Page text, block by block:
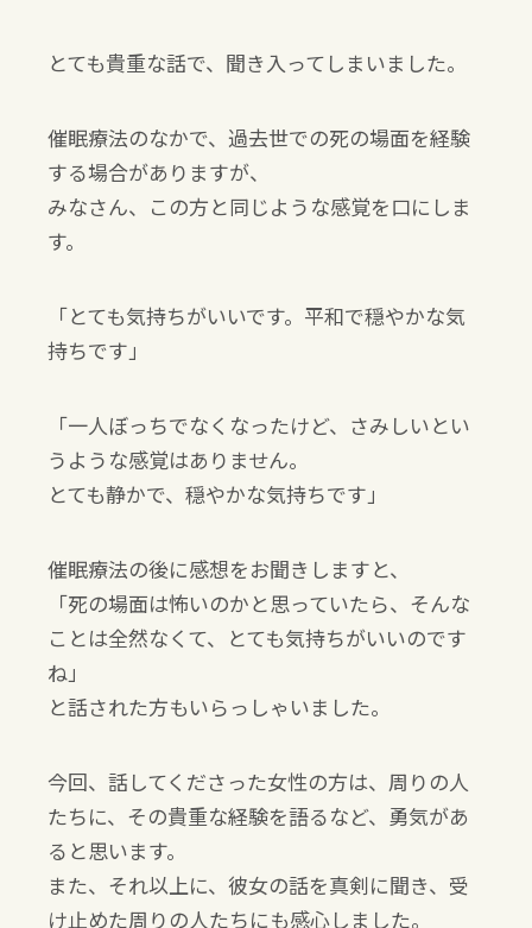
とても貴重な話で、聞き入ってしまいました。
催眠療法のなかで、過去世での死の場面を経験
する場合がありますが、
みなさん、この方と同じような感覚を口にしま
す。
「とても気持ちがいいです。平和で穏やかな気
持ちです」
「一人ぼっちでなくなったけど、さみしいとい
うような感覚はありません。
とても静かで、穏やかな気持ちです」
催眠療法の後に感想をお聞きしますと、
「死の場面は怖いのかと思っていたら、そんな
ことは全然なくて、とても気持ちがいいのです
ね」
と話された方もいらっしゃいました。
今回、話してくださった女性の方は、周りの人
たちに、その貴重な経験を語るなど、勇気があ
ると思います。
また、それ以上に、彼女の話を真剣に聞き、受
け止めた周りの人たちにも感心しました。